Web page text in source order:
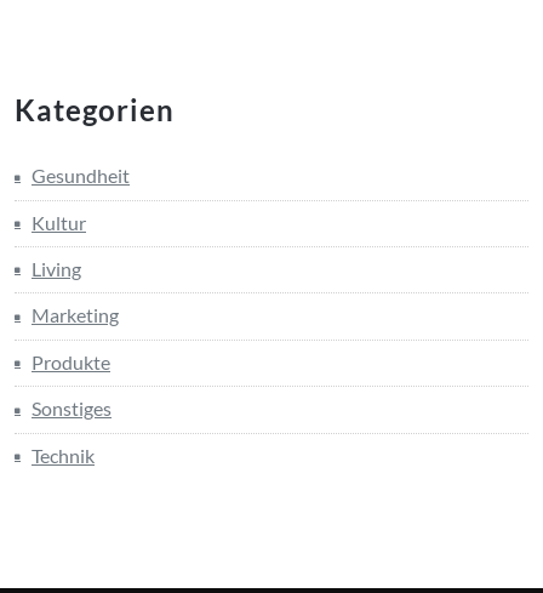
Kategorien
Gesundheit
Kultur
Living
Marketing
Produkte
Sonstiges
Technik